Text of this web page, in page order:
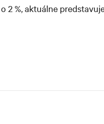
2 %, aktuálne